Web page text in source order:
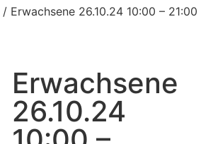
/ Erwachsene 26.10.24 10:00 – 21:00
Erwachsene
26.10.24